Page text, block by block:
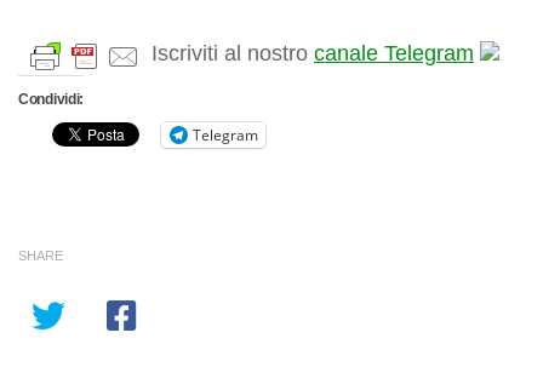
Iscriviti al nostro canale Telegram
Condividi:
Telegram
SHARE